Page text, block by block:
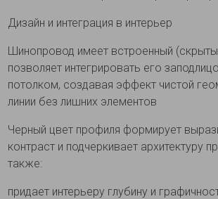
Дизайн и интеграция в интерьер
Шинопровод имеет встроенный
позволяет интегрировать его
потолком, создавая эффект чистой
линии без лишних элементов
Черный цвет профиля формирует
контраст и подчеркивает архитектуру
также:
придает интерьеру глубину и